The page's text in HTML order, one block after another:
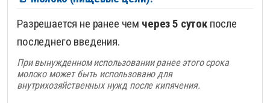
Разрешается не ранее чем через 5 сутокпосле
последнего введения.
При вынужденном использовании ранее этого срока
молоко может быть использовано для
внутрихозяйственных нужд после кипячения.